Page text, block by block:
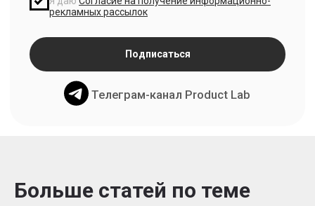
Больше статей по теме